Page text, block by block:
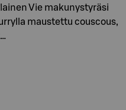
Vie makunystyräsi
maustettu couscous,